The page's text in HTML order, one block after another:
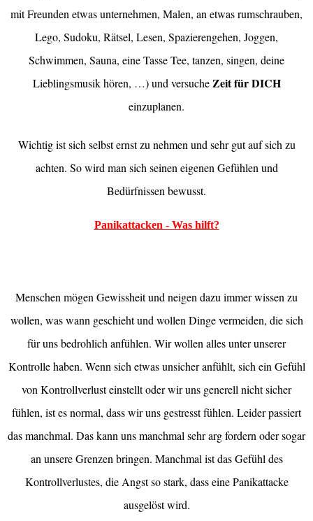
mit Freunden etwas unternehmen, Malen, an etwas rumschrauben,
Lego, Sudoku, Rätsel, Lesen, Spazierengehen, Joggen,
Schwimmen, Sauna, eine Tasse Tee, tanzen, singen, deine
Lieblingsmusik hören, …) und versucheZeit für DICH
einzuplanen.
Wichtig ist sich selbst ernst zu nehmen und sehr gut auf sich zu
achten. So wird man sich seinen eigenen Gefühlen und
Bedürfnissen bewusst.
Panikattacken - Was hilft?
Menschen mögen Gewissheit und neigen dazu immer wissen zu
wollen, was wann geschieht und wollen Dinge vermeiden, die sich
für uns bedrohlich anfühlen. Wir wollen alles unter unserer
Kontrolle haben. Wenn sich etwas unsicher anfühlt, sich ein Gefühl
von Kontrollverlust einstellt oder wir uns generell nicht sicher
fühlen, ist es normal, dass wir uns gestresst fühlen. Leider passiert
das manchmal. Das kann uns manchmal sehr arg fordern oder sogar
an unsere Grenzen bringen. Manchmal ist das Gefühl des
Kontrollverlustes, die Angst so stark, dass eine Panikattacke
ausgelöst wird.